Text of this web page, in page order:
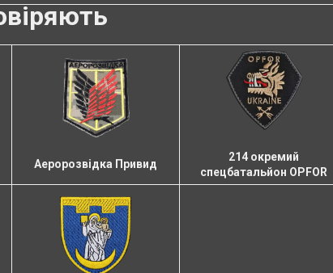
Аеророзвідка Привид
214 окремий
спецбатальйон OPFOR